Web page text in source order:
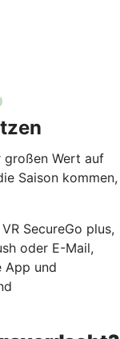
großen Wert auf
Saison kommen,
SecureGo plus,
oder E-Mail,
App und